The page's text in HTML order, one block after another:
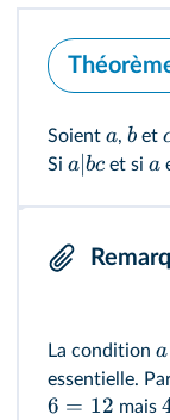
Soient a, b et
Si a bc et si a
La condition a
essentielle.
6 = 12 mais